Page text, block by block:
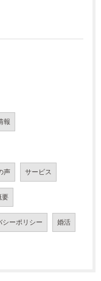
報
声 サービス
要
シーポリシー 婚活